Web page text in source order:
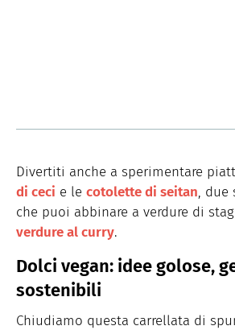
Divertiti anche a sperimentare
di ceci e le cotolette di seitan, due
che puoi abbinare a verdure di
verdure al curry.
Dolci vegan: idee golose,
sostenibili
Chiudiamo questa carrellata di